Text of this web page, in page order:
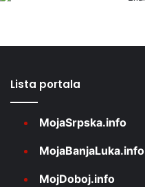
Lista portala
MojaSrpska.info
MojaBanjaLuka.info
MojDoboj.info